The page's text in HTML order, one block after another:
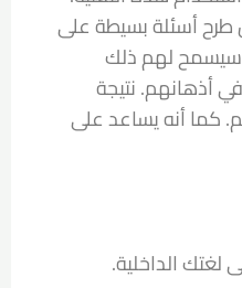
أسئلة بسيطة على
سيسمح لهم ذلك
أذهانهم. نتيجة
كما أنه يساعد على
لغتك الداخلية.